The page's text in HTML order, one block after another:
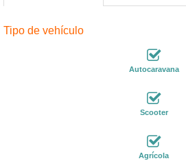
Tipo de vehículo
Autocaravana
Scooter
Agrícola